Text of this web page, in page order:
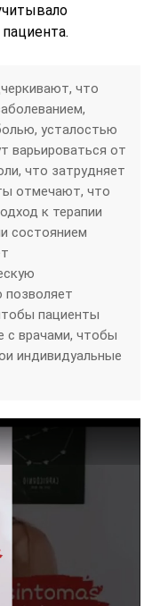
что
усталостью
варьироваться от
что затрудняет
отмечают, что
к терапии
состоянием
позволяет
пациенты
с врачами, чтобы
индивидуальные